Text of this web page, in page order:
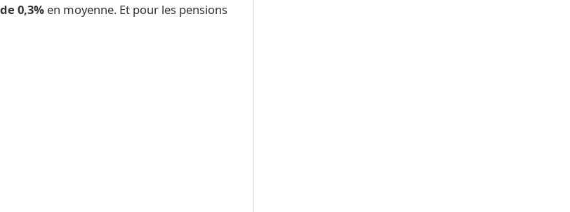
0,3% en moyenne. Et pour les pensions